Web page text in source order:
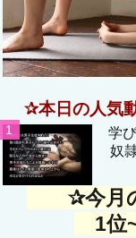
✰本日の人気
学
奴
✰今月
1